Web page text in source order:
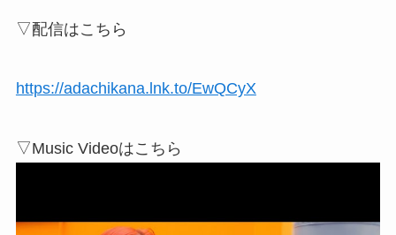
▽配信はこちら
https://adachikana.lnk.to/EwQCyX
▽Music Videoはこちら